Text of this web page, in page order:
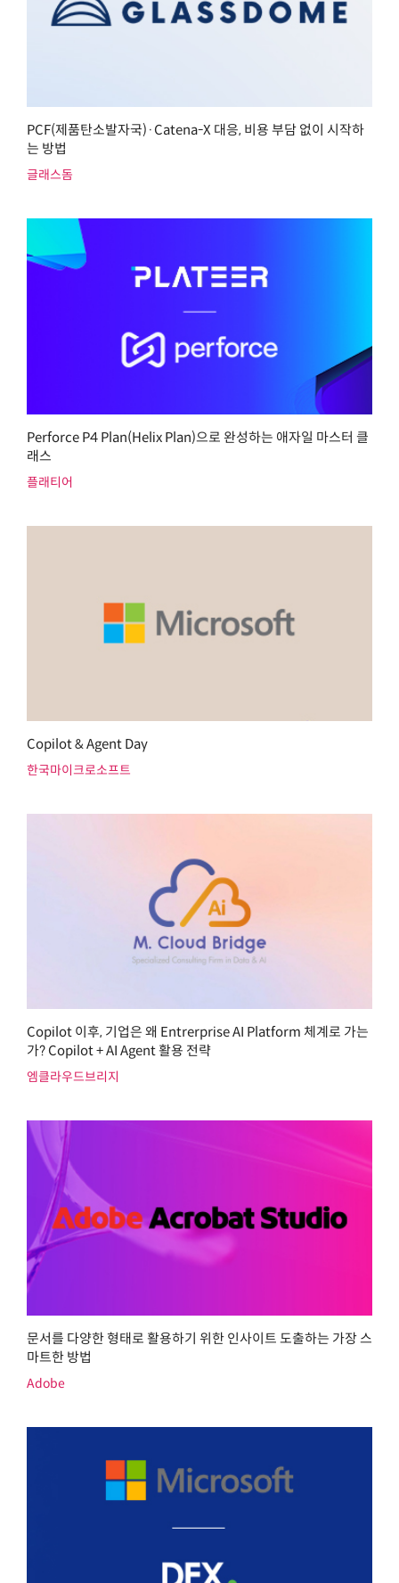
PCF(제품탄소발자국)·Catena-X 대응, 비용 부담 없이 시작하
는 방법
글래스돔
Perforce P4 Plan(Helix Plan)으로 완성하는 애자일 마스터 클
래스
플래티어
Copilot & Agent Day
한국마이크로소프트
Copilot 이후, 기업은 왜 Entrerprise AI Platform 체계로 가는
가? Copilot + AI Agent 활용 전략
엠클라우드브리지
문서를 다양한 형태로 활용하기 위한 인사이트 도출하는 가장 스
마트한 방법
Adobe